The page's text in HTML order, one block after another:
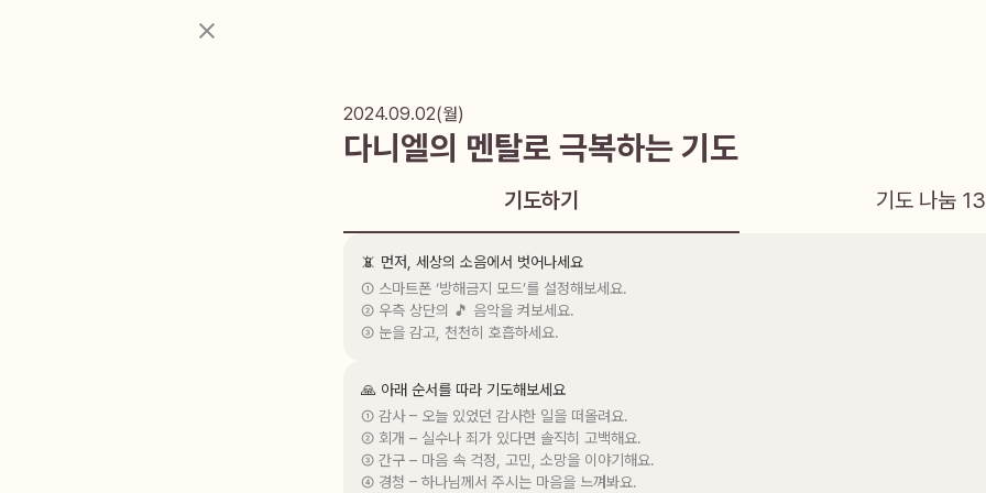
2024.09.02(월)
다니엘의 멘탈로 극복하는 기도
기도하기 기도 나눔
📵 먼저, 세상의 소음에서 벗어나세요
① 스마트폰 ‘방해금지 모드’를 설정해보세요.
② 우측 상단의 🎵 음악을 켜보세요.
③ 눈을 감고, 천천히 호흡하세요.
🙏 아래 순서를 따라 기도해보세요
① 감사 – 오늘 있었던 감사한 일을 떠올려요.
② 회개 – 실수나 죄가 있다면 솔직히 고백해요.
③ 간구 – 마음 속 걱정, 고민, 소망을 이야기해요.
④ 경청 – 하나님께서 주시는 마음을 느껴봐요.